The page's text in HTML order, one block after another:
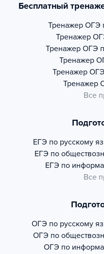
Бесплатный
Тренажер ОГЭ
Тренажер
Тренажер ОГЭ
Тренажер
Тренажер
Тренажер
Все
ЕГЭ по русскому
ЕГЭ по
ЕГЭ по
Все
ОГЭ по русскому
ОГЭ по
ОГЭ по